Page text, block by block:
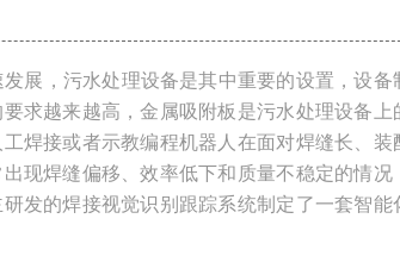
展，污水处理设备是其中重要的设置，设备
求越来越高，金属吸附板是污水处理设备上
焊接或者示教编程机器人在面对焊缝长、装
现焊缝偏移、效率低下和质量不稳定的情况
发的焊接视觉识别跟踪系统制定了一套智能